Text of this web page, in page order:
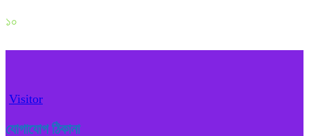
১০
Visitor
যোগাযোগ ঠিকানা